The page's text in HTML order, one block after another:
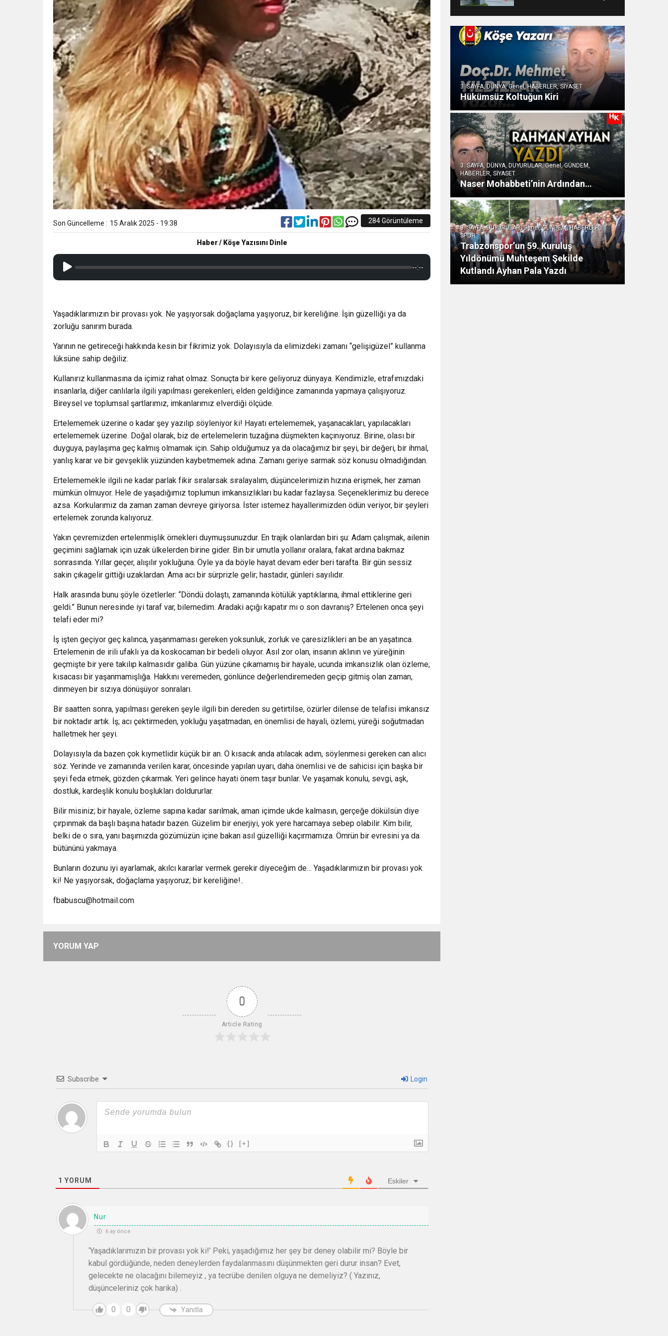
Son Güncelleme : 15 Aralık 2025 - 19:38 284 Görüntüleme
Haber / Köşe Yazısını Dinle
--:--
Yaşadıklarımızın bir provası yok. Ne yaşıyorsak doğaçlama yaşıyoruz, bir kereliğine. İşin güzelliği ya da
zorluğu sanırım burada.
Yarının ne getireceği hakkında kesin bir fikrimiz yok. Dolayısıyla da elimizdeki zamanı “gelişigüzel” kullanma
lüksüne sahip değiliz.
Kullanırız kullanmasına da içimiz rahat olmaz. Sonuçta bir kere geliyoruz dünyaya. Kendimizle, etrafımızdaki
insanlarla, diğer canlılarla ilgili yapılması gerekenleri, elden geldiğince zamanında yapmaya çalışıyoruz.
Bireysel ve toplumsal şartlarımız, imkanlarımız elverdiği ölçüde.
Ertelememek üzerine o kadar şey yazılıp söyleniyor ki! Hayatı ertelememek, yaşanacakları, yapılacakları
ertelememek üzerine. Doğal olarak, biz de ertelemelerin tuzağına düşmekten kaçınıyoruz. Birine, olası bir
duyguya, paylaşıma geç kalmış olmamak için. Sahip olduğumuz ya da olacağımız bir şeyi, bir değeri, bir ihmal,
yanlış karar ve bir gevşeklik yüzünden kaybetmemek adına. Zamanı geriye sarmak söz konusu olmadığından.
Ertelememekle ilgili ne kadar parlak fikir sıralarsak sıralayalım, düşüncelerimizin hızına erişmek, her zaman
mümkün olmuyor. Hele de yaşadığımız toplumun imkansızlıkları bu kadar fazlaysa. Seçeneklerimiz bu derece
azsa. Korkularımız da zaman zaman devreye giriyorsa. İster istemez hayallerimizden ödün veriyor, bir şeyleri
ertelemek zorunda kalıyoruz.
Yakın çevremizden ertelenmişlik örnekleri duymuşsunuzdur. En trajik olanlardan biri şu: Adam çalışmak, ailenin
geçimini sağlamak için uzak ülkelerden birine gider. Bin bir umutla yollanır oralara, fakat ardına bakmaz
sonrasında. Yıllar geçer, alışılır yokluğuna. Öyle ya da böyle hayat devam eder beri tarafta. Bir gün sessiz
sakin çıkagelir gittiği uzaklardan. Ama acı bir sürprizle gelir; hastadır, günleri sayılıdır.
Halk arasında bunu şöyle özetlerler: “Döndü dolaştı, zamanında kötülük yaptıklarına, ihmal ettiklerine geri
geldi.” Bunun neresinde iyi taraf var, bilemedim. Aradaki açığı kapatır mı o son davranış? Ertelenen onca şeyi
telafi eder mi?
İş işten geçiyor geç kalınca, yaşanmaması gereken yoksunluk, zorluk ve çaresizlikleri an be an yaşatınca.
Ertelemenin de irili ufaklı ya da koskocaman bir bedeli oluyor. Asıl zor olan, insanın aklının ve yüreğinin
geçmişte bir yere takılıp kalmasıdır galiba. Gün yüzüne çıkamamış bir hayale, ucunda imkansızlık olan özleme,
kısacası bir yaşanmamışlığa. Hakkını veremeden, gönlünce değerlendiremeden geçip gitmiş olan zaman,
dinmeyen bir sızıya dönüşüyor sonraları.
Bir saatten sonra, yapılması gereken şeyle ilgili bin dereden su getirtilse, özürler dilense de telafisi imkansız
bir noktadır artık. İş; acı çektirmeden, yokluğu yaşatmadan, en önemlisi de hayali, özlemi, yüreği soğutmadan
halletmek her şeyi.
Dolayısıyla da bazen çok kıymetlidir küçük bir an. O kısacık anda atılacak adım, söylenmesi gereken can alıcı
söz. Yerinde ve zamanında verilen karar, öncesinde yapılan uyarı, daha önemlisi ve de sahicisi için başka bir
şeyi feda etmek, gözden çıkarmak. Yeri gelince hayati önem taşır bunlar. Ve yaşamak konulu, sevgi, aşk,
dostluk, kardeşlik konulu boşlukları doldururlar.
Bilir misiniz; bir hayale, özleme sapına kadar sarılmak, aman içimde ukde kalmasın, gerçeğe dökülsün diye
çırpınmak da başlı başına hatadır bazen. Güzelim bir enerjiyi, yok yere harcamaya sebep olabilir. Kim bilir,
belki de o sıra, yanı başımızda gözümüzün içine bakan asıl güzelliği kaçırmamıza. Ömrün bir evresini ya da
bütününü yakmaya.
Bunların dozunu iyi ayarlamak, akılcı kararlar vermek gerekir diyeceğim de… Yaşadıklarımızın bir provası yok
ki! Ne yaşıyorsak, doğaçlama yaşıyoruz; bir kereliğine!..
fbabuscu@hotmail.com
YORUM YAP
0
Article Rating
Subscribe Login
{} [+]
1 YORUM Eskiler
Nur
6 ay önce
‘Yaşadıklarımızın bir provası yok ki!’ Peki, yaşadığımız her şey bir deney olabilir mi? Böyle bir
kabul gördüğünde, neden deneylerden faydalanmasını düşünmekten geri durur insan? Evet,
gelecekte ne olacağını bilemeyiz , ya tecrübe denilen olguya ne demeliyiz? ( Yazınız,
düşünceleriniz çok harika) .
0 0 Yanıtla
YARGIDA
3. SAYFA, DÜNYA, Genel, HABERLER, SİYASET
Hükümsüz Koltuğun Kiri
3. SAYFA, DÜNYA, DUYURULAR, Genel, GÜNDEM,
HABERLER, SİYASET
Naser Mohabbeti’nin Ardından…
3. SAYFA, DUYURULAR, Genel, GÜNDEM, HABERLER,
SPOR
Trabzonspor’un 59. Kuruluş
Yıldönümü Muhteşem Şekilde
Kutlandı Ayhan Pala Yazdı